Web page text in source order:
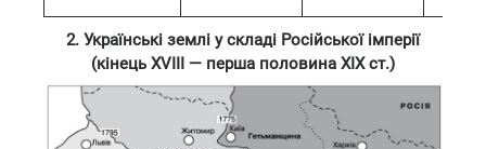
2. Українські землі у складі Російської імперії
(кінець XVIII — перша половина XIX ст.)